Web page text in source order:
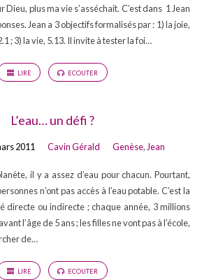
Dieu, plus ma vie s’asséchait. C’est dans 1 Jean
Jean a 3 objectifs formalisés par : 1) la joie,
; 3) la vie, 5.13. Il invite à tester la foi…
LIRE ECOUTER
L’eau… un défi ?
2011 Cavin Gérald Genèse, Jean
il y a assez d’eau pour chacun. Pourtant,
n’ont pas accès à l’eau potable. C’est la
directe ou indirecte ; chaque année, 3 millions
l’âge de 5 ans ; les filles ne vont pas à l’école,
de…
LIRE ECOUTER